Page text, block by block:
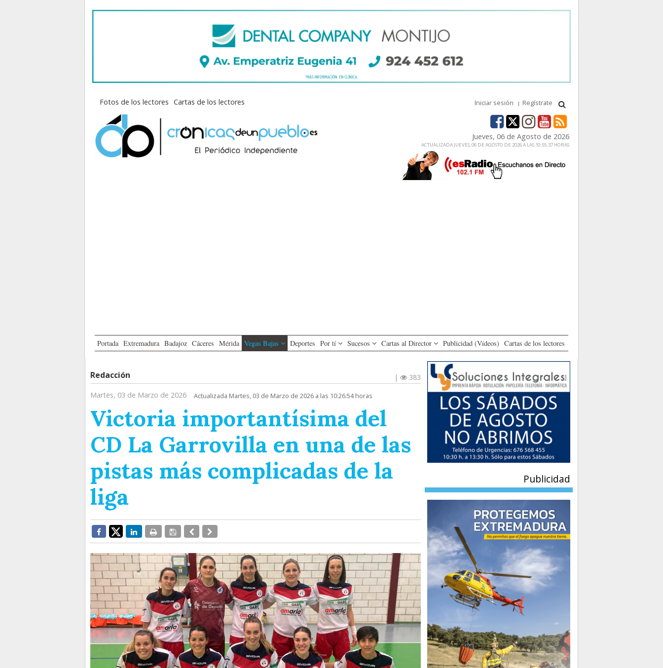
Fotos de los lectores Cartas de los lectores Iniciar sesión Regístrate
Jueves, 06 de Agosto de 2026
ACTUALIZADA JUEVES, 06 DE AGOSTO DE 2026 A LAS 10:55:37 HORAS
Portada Extremadura Badajoz Cáceres Mérida Vegas Bajas Deportes Por tí Sucesos Cartas al Director Publicidad (Vídeos) Cartas de los lectores
Redacción |
383
Martes, 03 de Marzo de 2026
Actualizada Martes, 03 de Marzo de 2026 a las 10:26:54 horas
Victoria importantísima del
CD La Garrovilla en una de las
pistas más complicadas de la
liga
Publicidad